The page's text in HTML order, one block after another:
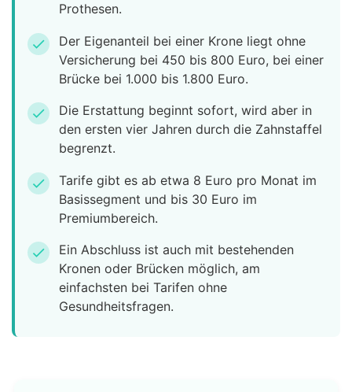
Prothesen.
check
Der Eigenanteil bei einer Krone liegt ohne
Versicherung bei 450 bis 800 Euro, bei einer
Brücke bei 1.000 bis 1.800 Euro.
check
Die Erstattung beginnt sofort, wird aber in
den ersten vier Jahren durch die Zahnstaffel
begrenzt.
check
Tarife gibt es ab etwa 8 Euro pro Monat im
Basissegment und bis 30 Euro im
Premiumbereich.
check
Ein Abschluss ist auch mit bestehenden
Kronen oder Brücken möglich, am
einfachsten bei Tarifen ohne
Gesundheitsfragen.